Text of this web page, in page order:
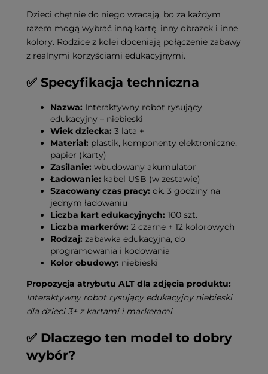
Dzieci chętnie do niego wracają, bo za każdym
razem mogą wybrać inną kartę, inny obrazek i inne
kolory. Rodzice z kolei doceniają połączenie zabawy
z realnymi korzyściami edukacyjnymi.
✅ Specyfikacja techniczna
Nazwa: Interaktywny robot rysujący
edukacyjny – niebieski
Wiek dziecka: 3 lata +
Materiał: plastik, komponenty elektroniczne,
papier (karty)
Zasilanie: wbudowany akumulator
Ładowanie: kabel USB (w zestawie)
Szacowany czas pracy: ok. 3 godziny na
jednym ładowaniu
Liczba kart edukacyjnych: 100 szt.
Liczba markerów: 2 czarne + 12 kolorowych
Rodzaj: zabawka edukacyjna, do
programowania i kodowania
Kolor obudowy: niebieski
Propozycja atrybutu ALT dla zdjęcia produktu:
Interaktywny robot rysujący edukacyjny niebieski
dla dzieci 3+ z kartami i markerami
✅ Dlaczego ten model to dobry
wybór?